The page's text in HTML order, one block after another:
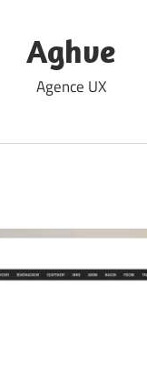
Aghve
Agence UX